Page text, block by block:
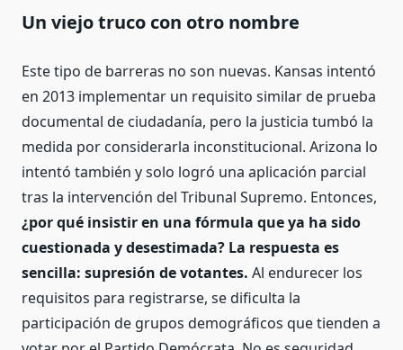
Un viejo truco con otro nombre
Este tipo de barreras no son nuevas. Kansas intentó
en 2013 implementar un requisito similar de prueba
documental de ciudadanía, pero la justicia tumbó la
medida por considerarla inconstitucional. Arizona lo
intentó también y solo logró una aplicación parcial
tras la intervención del Tribunal Supremo. Entonces,
¿por qué insistir en una fórmula que ya ha sido
cuestionada y desestimada? La respuesta es
sencilla: supresión de votantes. Al endurecer los
requisitos para registrarse, se dificulta la
participación de grupos demográficos que tienden a